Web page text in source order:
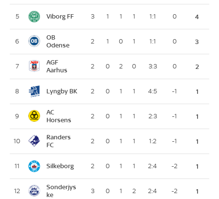
5 Viborg FF 3 1 1 1 1:1 0 4
6
OB
Odense
2 1 0 1 1:1 0 3
7
AGF
Aarhus
2 0 2 0 3:3 0 2
8 Lyngby BK 2 0 1 1 4:5 -1 1
9
AC
Horsens
2 0 1 1 2:3 -1 1
10
Randers
FC
2 0 1 1 1:2 -1 1
11 Silkeborg 2 0 1 1 2:4 -2 1
12
Sonderjys
ke
3 0 1 2 2:4 -2 1